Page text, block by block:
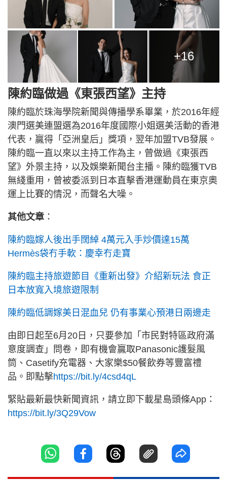
+16
陳約臨做過《東張西望》主持
陳約臨於珠海學院新聞與傳播學系畢業，於2016年經
澳門選美連盟選為2016年度國際小姐選美活動的香港
代表，贏得「亞洲皇后」獎項，翌年加盟TVB發展。
陳約臨一直以來以主持工作為主，曾做過《東張西
望》外景主持，以及娛樂新聞台主播。陳約臨獲TVB
無綫重用，曾被委派到日本直擊香港運動員在東京奧
運上比賽的情況，而聲名大噪。
其他文章 ：
陳約臨嫁人後出手闊綽 4萬元入手炒價達15萬
Hermès袋冇手軟：慶幸冇走寶
陳約臨主持旅遊節目《重新出發》介紹新玩法 食正
日本放寬入境旅遊限制
陳約臨低調嫁美日混血兒 仍有事業心預港日兩邊走
由即日起至6月20日，只要參加「市民對特區政府滿
意度調查」問卷，即有機會贏取Panasonic護髮風
筒、Casetify充電器、大家樂$50餐飲券等豐富禮
品。即點擊https://bit.ly/4csd4qL
緊貼最新最快新聞資訊，請立即下載星島頭條App：
https://bit.ly/3Q29Vow